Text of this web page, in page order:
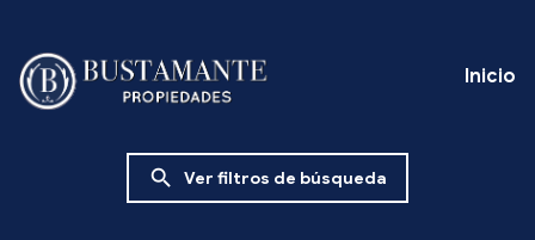
Inicio
search Ver filtros de búsqueda